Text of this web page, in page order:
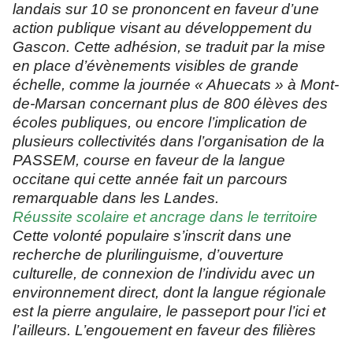
landais sur 10 se prononcent en faveur d’une
action publique visant au développement du
Gascon. Cette adhésion, se traduit par la mise
en place d’évènements visibles de grande
échelle, comme la journée « Ahuecats » à Mont-
de-Marsan concernant plus de 800 élèves des
écoles publiques, ou encore l’implication de
plusieurs collectivités dans l’organisation de la
PASSEM, course en faveur de la langue
occitane qui cette année fait un parcours
remarquable dans les Landes.
Réussite scolaire et ancrage dans le territoire
Cette volonté populaire s’inscrit dans une
recherche de plurilinguisme, d’ouverture
culturelle, de connexion de l’individu avec un
environnement direct, dont la langue régionale
est la pierre angulaire, le passeport pour l’ici et
l’ailleurs. L’engouement en faveur des filières